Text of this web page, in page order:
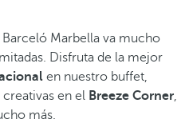
Barceló Marbella va mucho
Disfruta de la mejor
en nuestro buffet,
en el Breeze Corner,
más.